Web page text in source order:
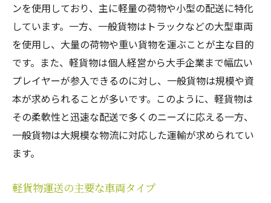
小売業における軽貨物の活用事例とその効果
小売業界における軽貨物の導入効果
店舗間物流と軽貨物の役割
軽貨物ドライバーの業務効率向上
小売業の顧客サービス強化と軽貨物
軽貨物による在庫管理の最適化
地域社会との連携による軽貨物の利点
経済活動における軽貨物の役割
ンを使用しており、主に軽量の荷物や小型の配送に特化
しています。一方、一般貨物はトラックなどの大型車両
を使用し、大量の荷物や重い貨物を運ぶことが主な目的
です。また、軽貨物は個人経営から大手企業まで幅広い
プレイヤーが参入できるのに対し、一般貨物は規模や資
本が求められることが多いです。このように、軽貨物は
その柔軟性と迅速な配送で多くのニーズに応える一方、
一般貨物は大規模な物流に対応した運輸が求められてい
ます。
軽貨物運送の主要な車両タイプ